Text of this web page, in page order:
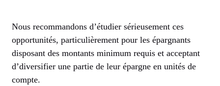
Nous recommandons d’étudier sérieusement ces
opportunités, particulièrement pour les épargnants
disposant des montants minimum requis et acceptant
d’diversifier une partie de leur épargne en unités de
compte.